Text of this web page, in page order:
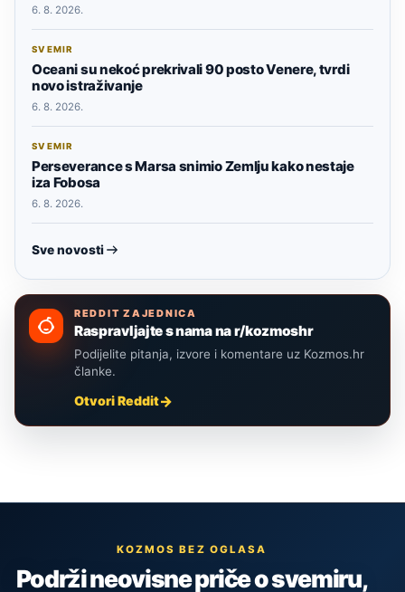
6. 8. 2026.
SVEMIR
Oceani su nekoć prekrivali 90 posto Venere, tvrdi
novo istraživanje
6. 8. 2026.
SVEMIR
Perseverance s Marsa snimio Zemlju kako nestaje
iza Fobosa
6. 8. 2026.
Sve novosti
REDDIT ZAJEDNICA
Raspravljajte s nama na r/kozmoshr
Podijelite pitanja, izvore i komentare uz Kozmos.hr
članke.
Otvori Reddit
KOZMOS BEZ OGLASA
Podrži neovisne priče o svemiru,